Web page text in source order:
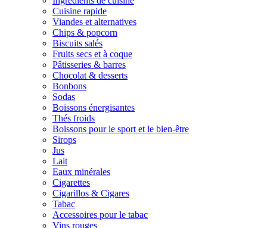
Cuisine rapide
Viandes et alternatives
Chips & popcorn
Biscuits salés
Fruits secs et à coque
Pâtisseries & barres
Chocolat & desserts
Bonbons
Sodas
Boissons énergisantes
Thés froids
Boissons pour le sport et le bien-être
Sirops
Jus
Lait
Eaux minérales
Cigarettes
Cigarillos & Cigares
Tabac
Accessoires pour le tabac
Vins rouges